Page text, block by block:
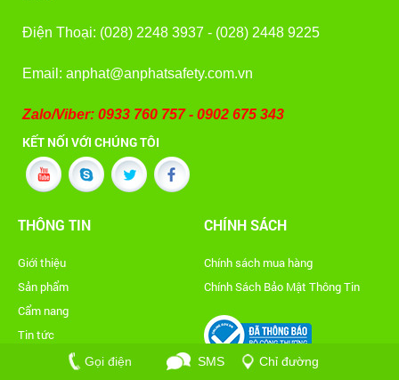
Điện Thoại: (028) 2248 3937 - (028) 2448 9225
Email: anphat@anphatsafety.com.vn
Zalo/Viber: 0933 760 757 - 0902 675 343
KẾT NỐI VỚI CHÚNG TÔI
THÔNG TIN
Giới thiệu
Sản phẩm
Cẩm nang
Tin tức
Tuyển dụng
CHÍNH SÁCH
Chính sách mua hàng
Chính Sách Bảo Mật Thông Tin
Gọi điện SMS Chỉ đường